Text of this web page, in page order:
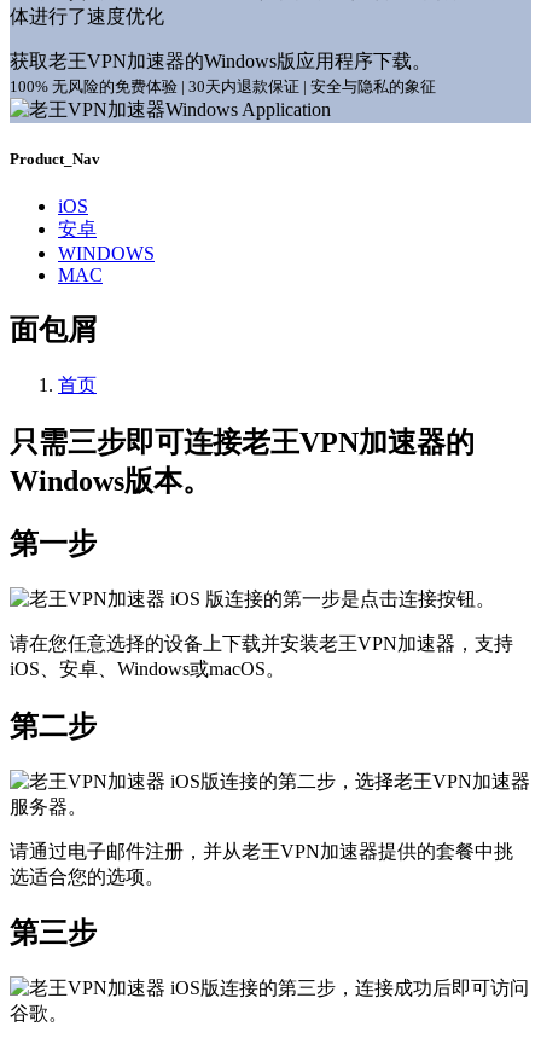
体进行了速度优化
获取老王VPN加速器的Windows版应用程序下载。
100% 无风险的免费体验 | 30天内退款保证 | 安全与隐私的象征
Product_Nav
iOS
安卓
WINDOWS
MAC
面包屑
首页
只需三步即可连接老王VPN加速器的
Windows版本。
第一步
请在您任意选择的设备上下载并安装老王VPN加速器，支持
iOS、安卓、Windows或macOS。
第二步
请通过电子邮件注册，并从老王VPN加速器提供的套餐中挑
选适合您的选项。
第三步